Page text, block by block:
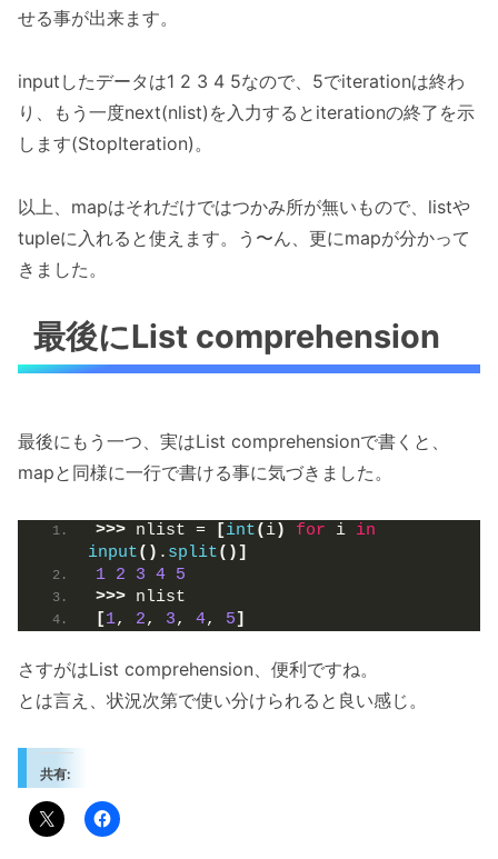
せる事が出来ます。
inputしたデータは1 2 3 4 5なので、5でiterationは終わ
り、もう一度next(nlist)を入力するとiterationの終了を示
します(StopIteration)。
以上、mapはそれだけではつかみ所が無いもので、listや
tupleに入れると使えます。う〜ん、更にmapが分かって
きました。
最後にList comprehension
最後にもう一つ、実はList comprehensionで書くと、
mapと同様に一行で書ける事に気づきました。
>>> nlist = [int( i) for i in
input() . split()]
1 2 3 4 5
>>> nlist
[1, 2, 3, 4, 5]
さすがはList comprehension、便利ですね。
とは言え、状況次第で使い分けられると良い感じ。
共有: